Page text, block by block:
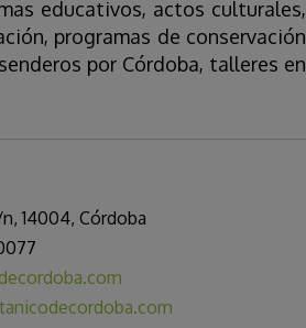
educativos, actos culturales,
programas de conservación
por Córdoba, talleres en
14004, Córdoba